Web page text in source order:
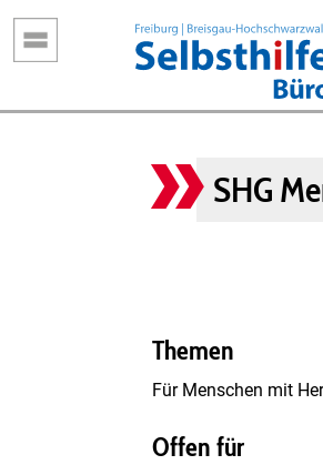
Direkt
zum
Inhalt
SHG
Themen
Für Menschen mit
Offen für